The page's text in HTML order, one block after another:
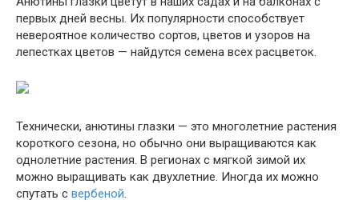
первых дней весны. Их популярности способствует
невероятное количество сортов, цветов и узоров на
лепестках цветов — найдутся семена всех расцветок.
Технически, анютины глазки — это многолетние растения
короткого сезона, но обычно они выращиваются как
однолетние растения. В регионах с мягкой зимой их
можно выращивать как двухлетние. Иногда их можно
спутать с вербеной.